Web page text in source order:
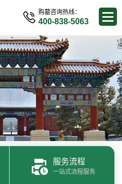
购墓咨询热线：
400-838-5063
服务流程
一站式流程服务